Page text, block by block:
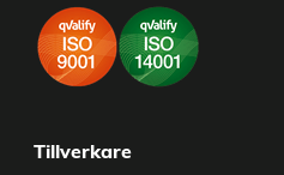
Max. 0,2mm
8,4 kg
Tillverkare